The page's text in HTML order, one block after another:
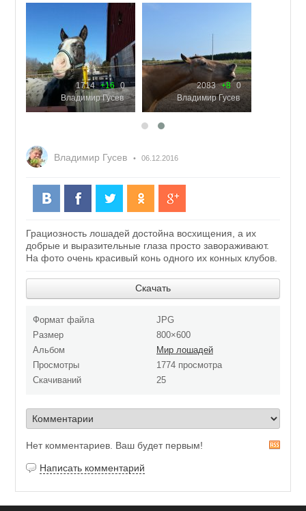
1714 +16
0
Владимир Гусев
2083 +8
0
Владимир Гусев
Владимир Гусев 06.12.2016
Грациозность лошадей достойна восхищения, а их
добрые и выразительные глаза просто завораживают.
На фото очень красивый конь одного их конных клубов.
Скачать
Формат файла
JPG
Размер
800×600
Альбом
Мир лошадей
Просмотры
1774 просмотра
Скачиваний
25
Нет комментариев. Ваш будет первым!
Написать комментарий